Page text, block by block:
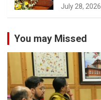
July 28, 2026
You may Missed